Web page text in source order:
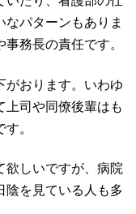
パターンもありま
務長の責任です。
がおります。いわゆ
上司や同僚後輩はも
。
欲しいですが、病院
陰を見ている人も多